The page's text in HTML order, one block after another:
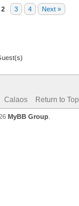
2 3 4 Next »
Calaos Return to Top
MyBB Group